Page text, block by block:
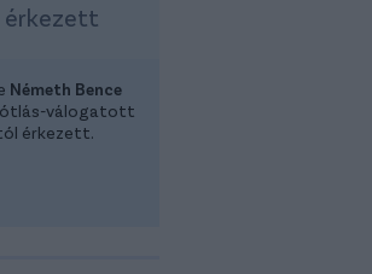
érkezett
Németh Bence
válogatott
érkezett.